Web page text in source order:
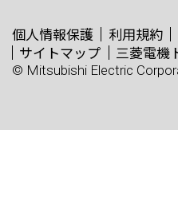
個人情報保護 利用規約
サイトマップ
三菱電機
© Mitsubishi Electric